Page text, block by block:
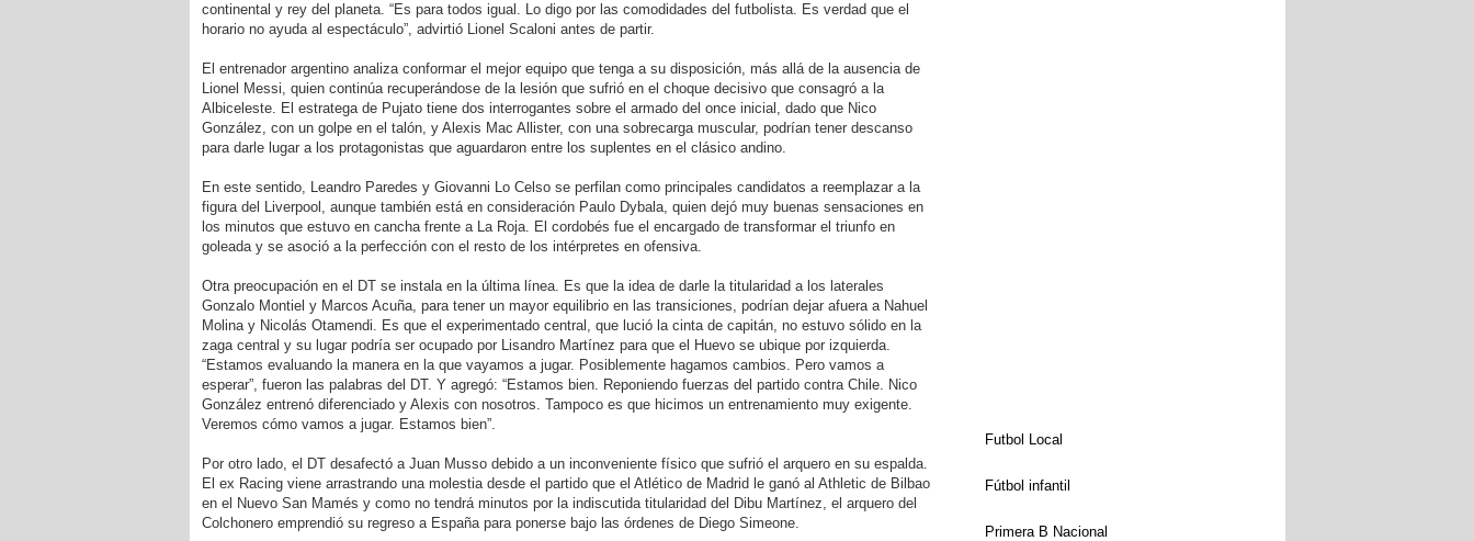
continental y rey del planeta. “Es para todos igual. Lo digo por las comodidades del futbolista. Es verdad que el
horario no ayuda al espectáculo”, advirtió Lionel Scaloni antes de partir.
El entrenador argentino analiza conformar el mejor equipo que tenga a su disposición, más allá de la ausencia de
Lionel Messi, quien continúa recuperándose de la lesión que sufrió en el choque decisivo que consagró a la
Albiceleste. El estratega de Pujato tiene dos interrogantes sobre el armado del once inicial, dado que Nico
González, con un golpe en el talón, y Alexis Mac Allister, con una sobrecarga muscular, podrían tener descanso
para darle lugar a los protagonistas que aguardaron entre los suplentes en el clásico andino.
En este sentido, Leandro Paredes y Giovanni Lo Celso se perfilan como principales candidatos a reemplazar a la
figura del Liverpool, aunque también está en consideración Paulo Dybala, quien dejó muy buenas sensaciones en
los minutos que estuvo en cancha frente a La Roja. El cordobés fue el encargado de transformar el triunfo en
goleada y se asoció a la perfección con el resto de los intérpretes en ofensiva.
Otra preocupación en el DT se instala en la última línea. Es que la idea de darle la titularidad a los laterales
Gonzalo Montiel y Marcos Acuña, para tener un mayor equilibrio en las transiciones, podrían dejar afuera a Nahuel
Molina y Nicolás Otamendi. Es que el experimentado central, que lució la cinta de capitán, no estuvo sólido en la
zaga central y su lugar podría ser ocupado por Lisandro Martínez para que el Huevo se ubique por izquierda.
“Estamos evaluando la manera en la que vayamos a jugar. Posiblemente hagamos cambios. Pero vamos a
esperar”, fueron las palabras del DT. Y agregó: “Estamos bien. Reponiendo fuerzas del partido contra Chile. Nico
González entrenó diferenciado y Alexis con nosotros. Tampoco es que hicimos un entrenamiento muy exigente.
Veremos cómo vamos a jugar. Estamos bien”.
Por otro lado, el DT desafectó a Juan Musso debido a un inconveniente físico que sufrió el arquero en su espalda.
El ex Racing viene arrastrando una molestia desde el partido que el Atlético de Madrid le ganó al Athletic de Bilbao
en el Nuevo San Mamés y como no tendrá minutos por la indiscutida titularidad del Dibu Martínez, el arquero del
Colchonero emprendió su regreso a España para ponerse bajo las órdenes de Diego Simeone.
Futbol Local
Fútbol infantil
Primera B Nacional